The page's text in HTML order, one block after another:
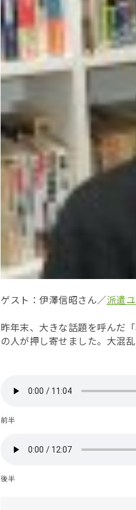
ゲスト：伊澤信昭さん／派遣
昨年末、大きな話題を呼んだ
の人が押し寄せました。大混
前半
後半